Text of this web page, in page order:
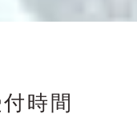
時間